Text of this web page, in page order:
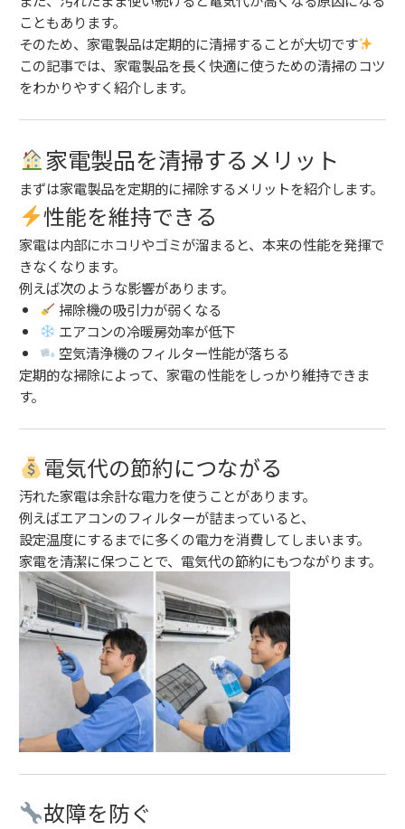
こともあります。
そのため、家電製品は定期的に清掃することが大切です
この記事では、家電製品を長く快適に使うための清掃のコツ
をわかりやすく紹介します。
家電製品を清掃するメリット
まずは家電製品を定期的に掃除するメリットを紹介します。
性能を維持できる
家電は内部にホコリやゴミが溜まると、本来の性能を発揮で
きなくなります。
例えば次のような影響があります。
掃除機の吸引力が弱くなる
エアコンの冷暖房効率が低下
空気清浄機のフィルター性能が落ちる
定期的な掃除によって、家電の性能をしっかり維持できま
す。
電気代の節約につながる
汚れた家電は余計な電力を使うことがあります。
例えばエアコンのフィルターが詰まっていると、
設定温度にするまでに多くの電力を消費してしまいます。
家電を清潔に保つことで、電気代の節約にもつながります。
故障を防ぐ